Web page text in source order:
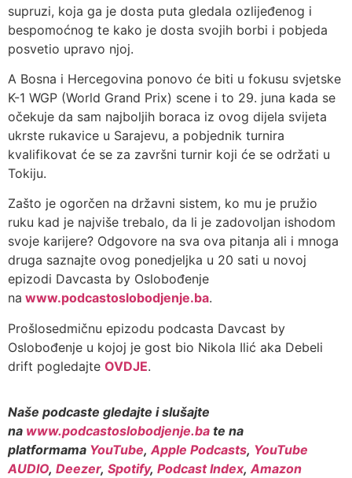
supruzi, koja ga je dosta puta gledala ozlijeđenog i
bespomoćnog te kako je dosta svojih borbi i pobjeda
posvetio upravo njoj.
A Bosna i Hercegovina ponovo će biti u fokusu svjetske
K-1 WGP (World Grand Prix) scene i to 29. juna kada se
očekuje da sam najboljih boraca iz ovog dijela svijeta
ukrste rukavice u Sarajevu, a pobjednik turnira
kvalifikovat će se za završni turnir koji će se održati u
Tokiju.
Zašto je ogorčen na državni sistem, ko mu je pružio
ruku kad je najviše trebalo, da li je zadovoljan ishodom
svoje karijere? Odgovore na sva ova pitanja ali i mnoga
druga saznajte ovog ponedjeljka u 20 sati u novoj
epizodi Davcasta by Oslobođenje
na www.podcastoslobodjenje.ba.
Prošlosedmičnu epizodu podcasta Davcast by
Oslobođenje u kojoj je gost bio Nikola Ilić aka Debeli
drift pogledajte OVDJE.
Naše podcaste gledajte i slušajte
na www.podcastoslobodjenje.ba te na
platformama YouTube,Apple Podcasts, YouTube
AUDIO, Deezer, Spotify, Podcast Index,Amazon